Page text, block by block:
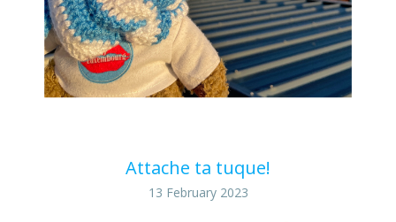
Attache ta tuque!
13 February 2023